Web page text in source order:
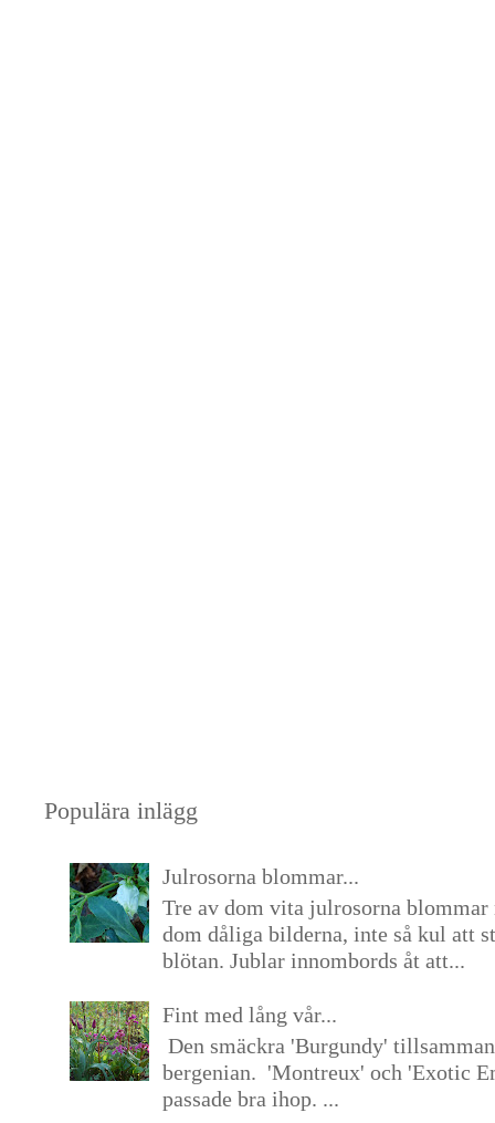
Populära inlägg
Julrosorna blommar...
Tre av dom vita julrosorna blommar
dom dåliga bilderna, inte så kul att
blötan. Jublar innombords åt att...
Fint med lång vår...
Den smäckra 'Burgundy'
bergenian. 'Montreux' och 'Exotic
passade bra ihop. ...